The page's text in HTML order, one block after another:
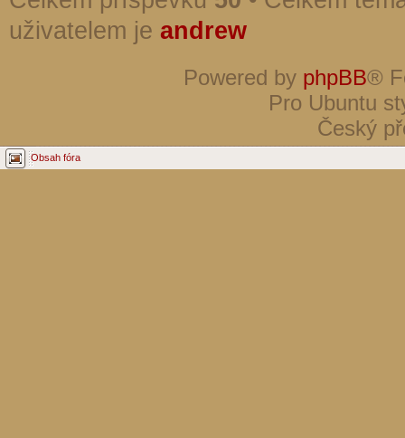
uživatelem je andrew
Powered by phpBB®
Pro Ubuntu
Český
Obsah fóra